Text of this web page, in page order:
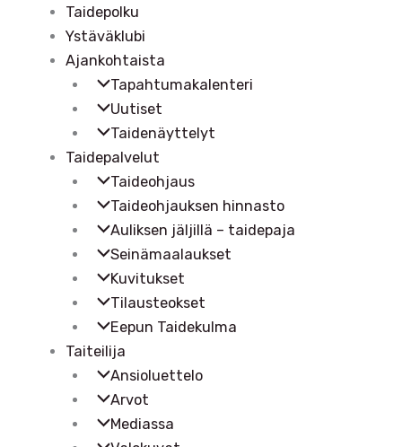
Taidepolku
Ystäväklubi
Ajankohtaista
Tapahtumakalenteri
Uutiset
Taidenäyttelyt
Taidepalvelut
Taideohjaus
Taideohjauksen hinnasto
Auliksen jäljillä – taidepaja
Seinämaalaukset
Kuvitukset
Tilausteokset
Eepun Taidekulma
Taiteilija
Ansioluettelo
Arvot
Mediassa